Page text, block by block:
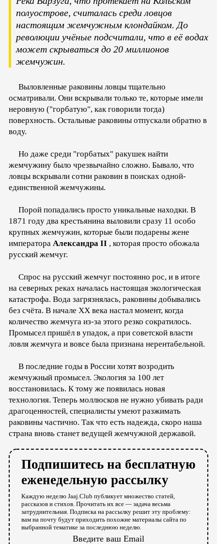
полуострове, считалась среди ловцов
настоящим жемчужным клондайком. До
революции учёные подсчитали, что в её водах
может скрываться до 20 миллионов
жемчужин.
Выловленные раковины ловцы тщательно
осматривали. Они вскрывали только те, которые имели
неровную ("горбатую", как говорили тогда)
поверхность. Остальные раковины отпускали обратно в
воду.
Но даже среди "горбатых" ракушек найти
жемчужину было чрезвычайно сложно. Бывало, что
ловцы вскрывали сотни раковин в поисках одной-
единственной жемчужины.
Порой попадались просто уникальные находки. В
1871 году два крестьянина выловили сразу 11 особо
крупных жемчужин, которые были подарены жене
императора Александра II , которая просто обожала
русский жемчуг.
Спрос на русский жемчуг постоянно рос, и в итоге
на северных реках началась настоящая экологическая
катастрофа. Вода загрязнялась, раковины добывались
без счёта. В начале ХХ века настал момент, когда
количество жемчуга из-за этого резко сократилось.
Промысел пришёл в упадок, а при советской власти
ловля жемчуга и вовсе была признана нерентабельной.
В последние годы в России хотят возродить
жемчужный промысел. Экология за 100 лет
восстановилась. К тому же появилась новая
технология. Теперь моллюсков не нужно убивать ради
драгоценностей, специалисты умеют разжимать
раковины частично. Так что есть надежда, скоро наша
страна вновь станет ведущей жемчужной державой.
Подпишитесь на бесплатную
еженедельную рассылку
Каждую неделю Jaaj.Club публикует множество статей,
рассказов и стихов. Прочитать их все — задача весьма
затруднительная. Подписка на рассылку решит эту проблему:
вам на почту будут приходить похожие материалы сайта по
выбранной тематике за последнюю неделю.
Введите ваш Email